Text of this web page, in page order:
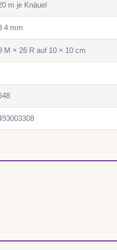
m je Knäuel
4 mm
M × 26 R auf 10 × 10 cm